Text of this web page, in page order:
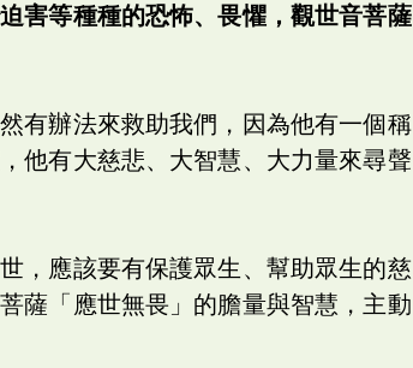
害等種種的恐怖、畏懼，觀世音菩薩
有辦法來救助我們，因為他有一個稱
他有大慈悲、大智慧、大力量來尋聲
，應該要有保護眾生、幫助眾生的慈
薩「應世無畏」的膽量與智慧，主動